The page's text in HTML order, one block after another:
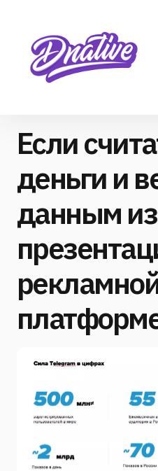
Если
деньги и
данным из